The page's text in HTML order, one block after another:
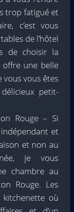
trop fatigué et
c’est vous
de l’hôtel
de choisir la
offre une belle
vous vous êtes
petit-
Rouge – Si
et
et non au
je vous
chambre au
Rouge. Les
kitchenette où